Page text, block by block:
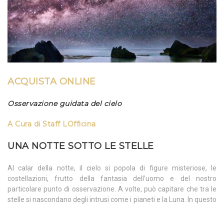
ACQUISTA ONLINE
Osservazione guidata del cielo
A Cura di Staff LOfficina
UNA NOTTE SOTTO LE STELLE
Al calar della notte, il cielo si popola di figure misteriose, le
costellazioni, frutto della fantasia dell’uomo e del nostro
particolare punto di osservazione. A volte, può capitare che tra le
stelle si nascondano degli intrusi come i pianeti e la Luna. In questo